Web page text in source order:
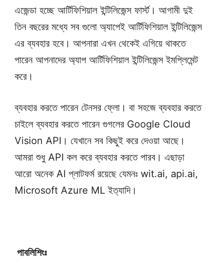
এজেন্ডা হচ্ছে আর্টিফিশিয়াল ইন্টিলিজেন্স ফার্স্ট। আগামী দুই
তিন বছরের মধ্যে সব গুলো অ্যাপেই আর্টিফিশিয়াল ইন্টিলিজেন্স
এর ব্যবহার হবে। আপনারা এখন থেকেই এগিয়ে থাকতে
পারেন আপনাদের অ্যাপ আর্টিফিশিয়াল ইন্টিলিজেন্স ইমপ্লিমেন্ট
করে।
ব্যবহার করতে পারেন টেনসর ফ্লো। বা সহজে ব্যবহার করতে
চাইলে ব্যবহার করতে পারেন গুগলের Google Cloud
Vision API। যেখানে সব কিছুই করে দেওয়া আছে।
আমরা শুধু API কল করে ব্যবহার করতে পারব। এছাড়া
আরো অনেক AI প্লাটফর্ম রয়েছে যেমনঃ wit.ai, api.ai,
Microsoft Azure ML ইত্যাদি।
পাবলিশিংঃ